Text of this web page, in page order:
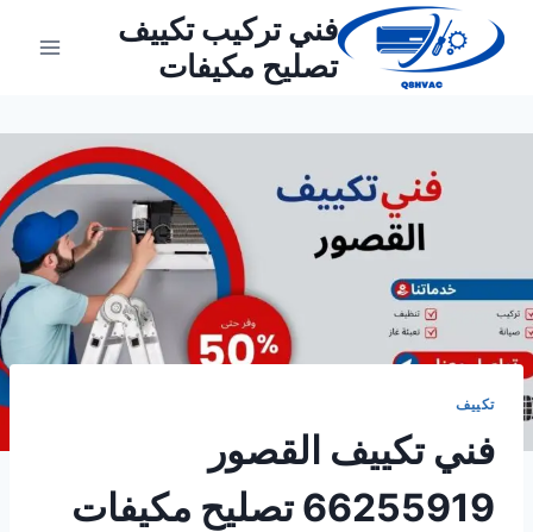
التجاوز
فني تركيب تكييف
تصليح مكيفات
تكييف
فني تكييف القصور
66255919 تصليح مكيفات